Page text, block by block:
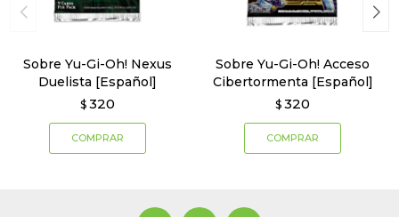
Sobre Yu-Gi-Oh! Nexus
Duelista [Español]
$ 320
Sobre Yu-Gi-Oh! Acceso
Cibertormenta [Español]
$ 320